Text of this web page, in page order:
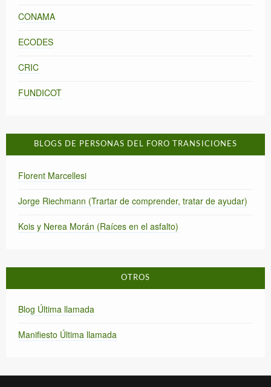
CONAMA
ECODES
CRIC
FUNDICOT
BLOGS DE PERSONAS DEL FORO TRANSICIONES
Florent Marcellesi
Jorge Riechmann (Trartar de comprender, tratar de ayudar)
Kois y Nerea Morán (Raíces en el asfalto)
OTROS
Blog Última llamada
Manifiesto Última llamada